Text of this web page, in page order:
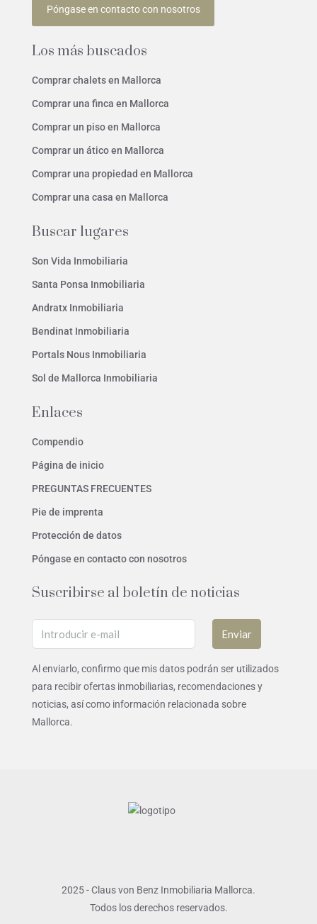
Póngase en contacto con nosotros
Los más buscados
Comprar chalets en Mallorca
Comprar una finca en Mallorca
Comprar un piso en Mallorca
Comprar un ático en Mallorca
Comprar una propiedad en Mallorca
Comprar una casa en Mallorca
Buscar lugares
Son Vida Inmobiliaria
Santa Ponsa Inmobiliaria
Andratx Inmobiliaria
Bendinat Inmobiliaria
Portals Nous Inmobiliaria
Sol de Mallorca Inmobiliaria
Enlaces
Compendio
Página de inicio
PREGUNTAS FRECUENTES
Pie de imprenta
Protección de datos
Póngase en contacto con nosotros
Suscribirse al boletín de noticias
Enviar
Al enviarlo, confirmo que mis datos podrán ser utilizados
para recibir ofertas inmobiliarias, recomendaciones y
noticias, así como información relacionada sobre
Mallorca.
2025 - Claus von Benz Inmobiliaria Mallorca.
Todos los derechos reservados.